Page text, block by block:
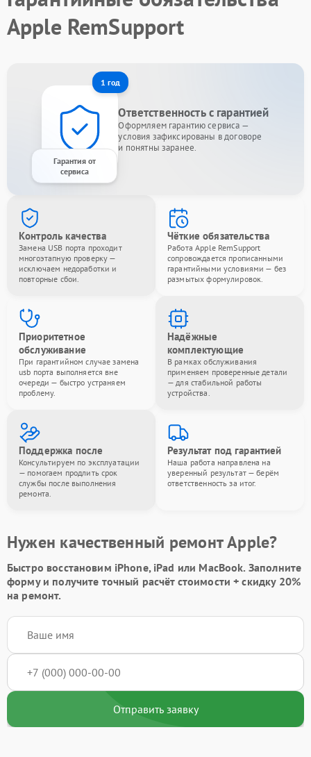
Apple RemSupport
1 год
Гарантия от
сервиса
Ответственность с гарантией
Оформляем гарантию сервиса —
условия зафиксированы в договоре
и понятны заранее.
Контроль качества
Замена USB порта проходит
многоэтапную проверку —
исключаем недоработки и
повторные сбои.
Чёткие обязательства
Работа Apple RemSupport
сопровождается прописанными
гарантийными условиями — без
размытых формулировок.
Приоритетное
обслуживание
При гарантийном случае замена
usb порта выполняется вне
очереди — быстро устраняем
проблему.
Надёжные
комплектующие
В рамках обслуживания
применяем проверенные детали
— для стабильной работы
устройства.
Поддержка после
Консультируем по эксплуатации
— помогаем продлить срок
службы после выполнения
ремонта.
Результат под гарантией
Наша работа направлена на
уверенный результат — берём
ответственность за итог.
Нужен качественный ремонт Apple?
Быстро восстановим iPhone, iPad или MacBook. Заполните
формуи получите точный расчёт стоимости +скидку 20%
на ремонт.
Отправить заявку